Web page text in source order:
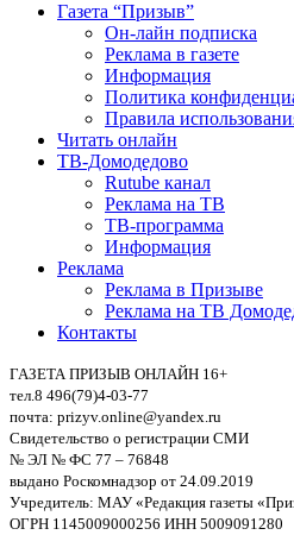
Газета “Призыв”
Он-лайн подписка
Реклама в газете
Информация
Политика
Правила
Читать онлайн
ТВ-Домодедово
Rutube канал
Реклама на ТВ
ТВ-программа
Информация
Реклама
Реклама в Призыве
Реклама на ТВ
Контакты
ГАЗЕТА ПРИЗЫВ ОНЛАЙН 16+
тел.8 496(79)4-03-77
почта: prizyv.online@yandex.ru
Свидетельство о регистрации СМИ
№ ЭЛ № ФС 77 – 76848
выдано Роскомнадзор от 24.09.2019
Учредитель: МАУ «Редакция газеты
ОГРН 1145009000256 ИНН 5009091280